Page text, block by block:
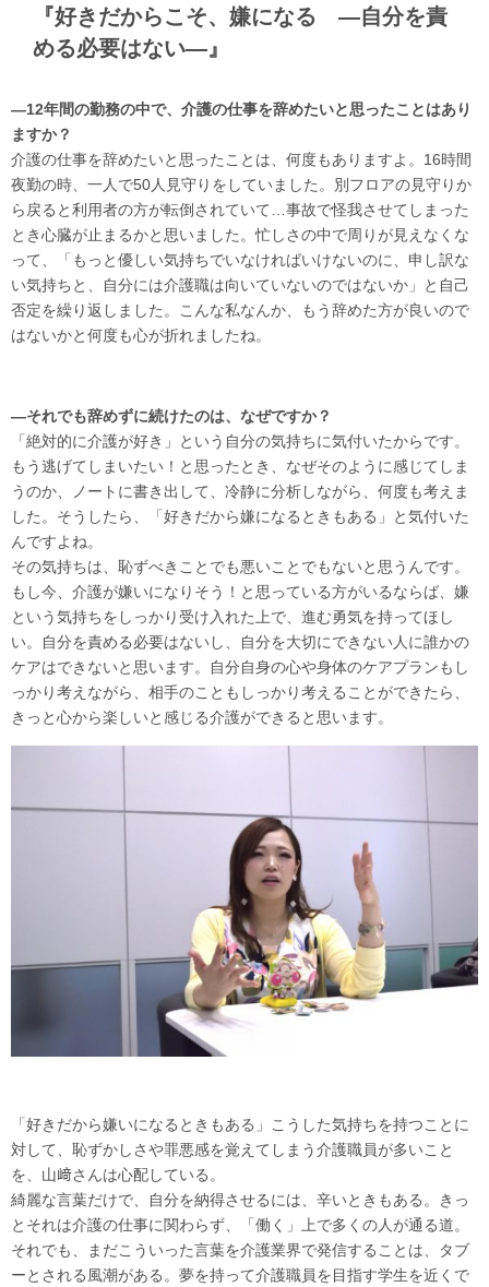
『好きだからこそ、嫌になる ―自分を責
める必要はない―』
―12年間の勤務の中で、介護の仕事を辞めたいと思ったことはあり
ますか？
介護の仕事を辞めたいと思ったことは、何度もありますよ。16時間
夜勤の時、一人で50人見守りをしていました。別フロアの見守りか
ら戻ると利用者の方が転倒されていて…事故で怪我させてしまった
とき心臓が止まるかと思いました。忙しさの中で周りが見えなくな
って、「もっと優しい気持ちでいなければいけないのに、申し訳な
い気持ちと、自分には介護職は向いていないのではないか」と自己
否定を繰り返しました。こんな私なんか、もう辞めた方が良いので
はないかと何度も心が折れましたね。
―それでも辞めずに続けたのは、なぜですか？
「絶対的に介護が好き」という自分の気持ちに気付いたからです。
もう逃げてしまいたい！と思ったとき、なぜそのように感じてしま
うのか、ノートに書き出して、冷静に分析しながら、何度も考えま
した。そうしたら、「好きだから嫌になるときもある」と気付いた
んですよね。
その気持ちは、恥ずべきことでも悪いことでもないと思うんです。
もし今、介護が嫌いになりそう！と思っている方がいるならば、嫌
という気持ちをしっかり受け入れた上で、進む勇気を持ってほし
い。自分を責める必要はないし、自分を大切にできない人に誰かの
ケアはできないと思います。自分自身の心や身体のケアプランもし
っかり考えながら、相手のこともしっかり考えることができたら、
きっと心から楽しいと感じる介護ができると思います。
「好きだから嫌いになるときもある」こうした気持ちを持つことに
対して、恥ずかしさや罪悪感を覚えてしまう介護職員が多いこと
を、山﨑さんは心配している。
綺麗な言葉だけで、自分を納得させるには、辛いときもある。きっ
とそれは介護の仕事に関わらず、「働く」上で多くの人が通る道。
それでも、まだこういった言葉を介護業界で発信することは、タブ
ーとされる風潮がある。夢を持って介護職員を目指す学生を近くで